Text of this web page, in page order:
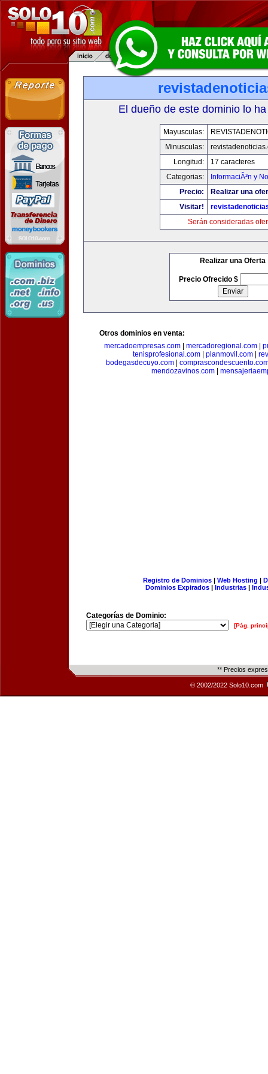
El dueño de este dominio lo
Mayusculas:
Minusculas:
Longitud:
17 caracteres
Categorias:
InformaciÃ³n y
Precio:
Realizar una
Visitar!
Serán consideradas
Realizar una Oferta
Precio Ofrecido $
Otros dominios en venta:
mercadoempresas.com| mercadoregional.com|
tenisprofesional.com
planmovil.com
bodegasdecuyo.com
mendozavinos.com|
Registro de Dominios| Web Hosting |
Dominios Expirados | Industrias |
Categorías de Dominio:
[Pág.
** Precios
© 2002/2022 Solo10.com